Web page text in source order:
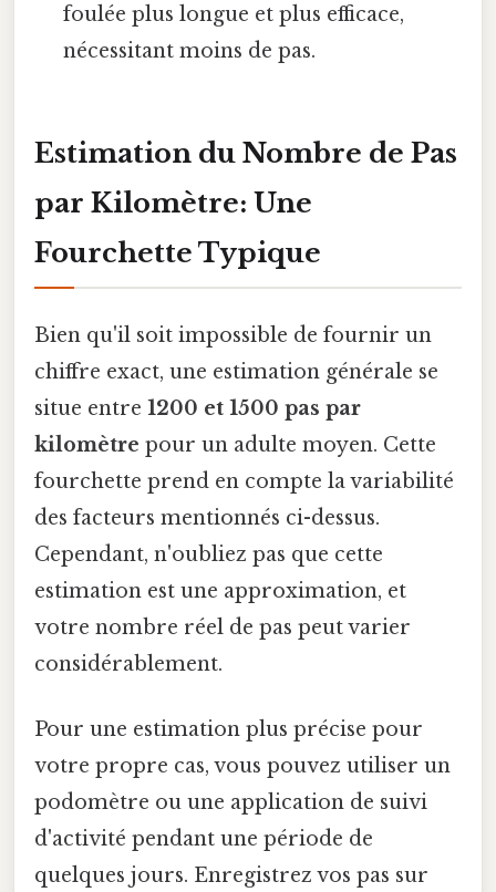
foulée plus longue et plus efficace,
nécessitant moins de pas.
Estimation du Nombre de Pas
par Kilomètre: Une
Fourchette Typique
Bien qu'il soit impossible de fournir un
chiffre exact, une estimation générale se
situe entre 1200 et 1500 pas par
kilomètre pour un adulte moyen. Cette
fourchette prend en compte la variabilité
des facteurs mentionnés ci-dessus.
Cependant, n'oubliez pas que cette
estimation est une approximation, et
votre nombre réel de pas peut varier
considérablement.
Pour une estimation plus précise pour
votre propre cas, vous pouvez utiliser un
podomètre ou une application de suivi
d'activité pendant une période de
quelques jours. Enregistrez vos pas sur